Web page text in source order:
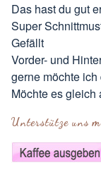
Das hast du gut
Super
Gefällt
Vorder- und
gerne möchte
Möchte es gleich
Unterstütze uns